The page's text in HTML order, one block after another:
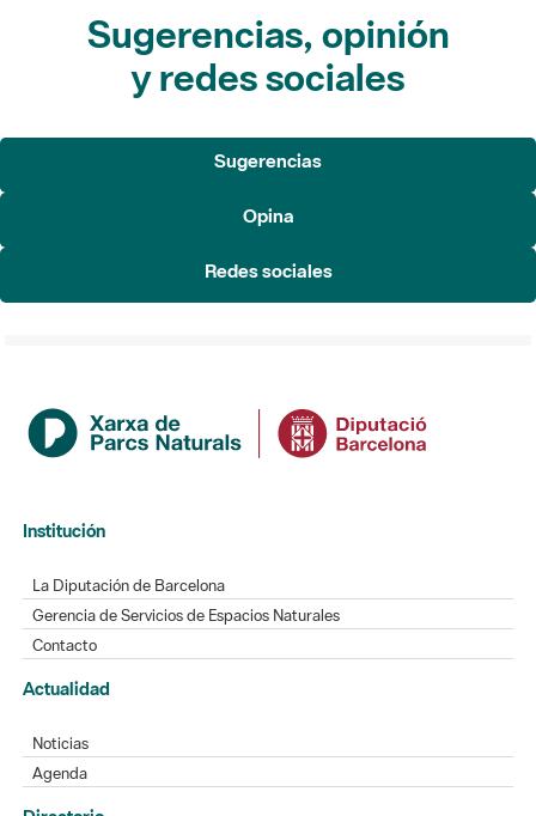
Sugerencias, opinión
y redes sociales
Sugerencias
Opina
Redes sociales
Institución
La Diputación de Barcelona
Gerencia de Servicios de Espacios Naturales
Contacto
Actualidad
Noticias
Agenda